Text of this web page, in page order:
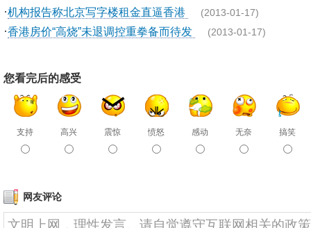
·机构报告称北京写字楼租金直逼香港 (2013-01-17)
·香港房价“高烧”未退调控重拳备而待发 (2013-01-17)
您看完后的感受
支持 高兴 震惊 愤怒 感动 无奈 搞笑
网友评论